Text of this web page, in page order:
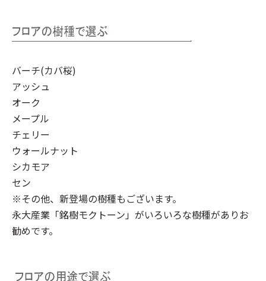
バーチ(カバ桜)
アッシュ
オーク
メープル
チェリー
ウォールナット
シカモア
セン
※その他、新登場の樹種もございます。
永大産業「銘樹モクトーン」 がいろいろな樹種がありお
勧めです。